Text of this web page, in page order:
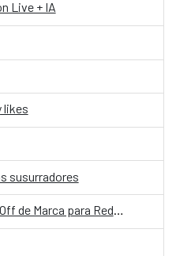
Live + IA
likes
susurradores
Brandalismo - Taller de kick Off de Marca para Redes Sociales